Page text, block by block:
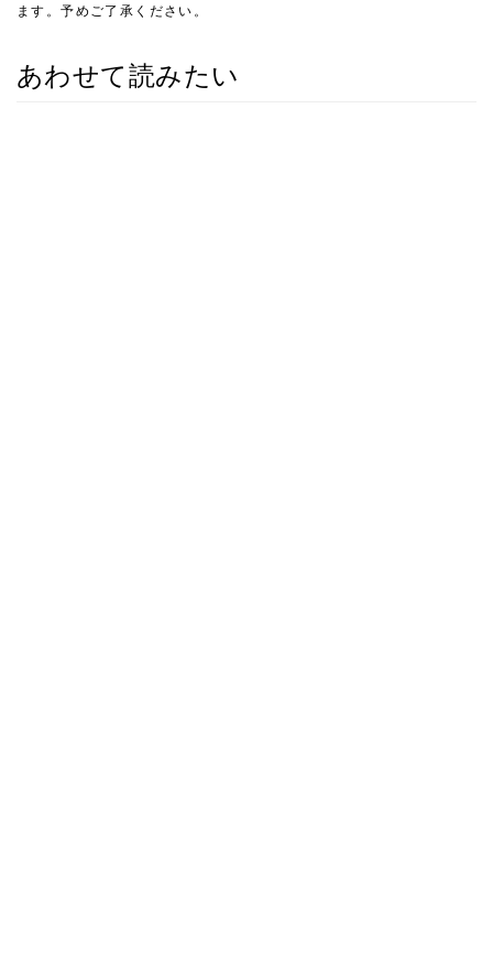
ます。予めご了承ください。
あわせて読みたい